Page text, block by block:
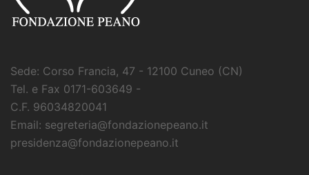
Sede: Corso Francia, 47 - 12100 Cuneo (CN)
Tel. e Fax 0171-603649 -
C.F. 96034820041
Email: segreteria@fondazionepeano.it
presidenza@fondazionepeano.it